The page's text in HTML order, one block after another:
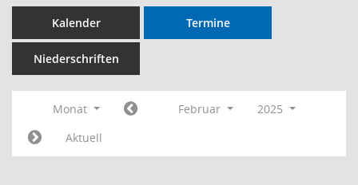
Kalender Termine
Niederschriften
Monat Februar
2025
Aktuell